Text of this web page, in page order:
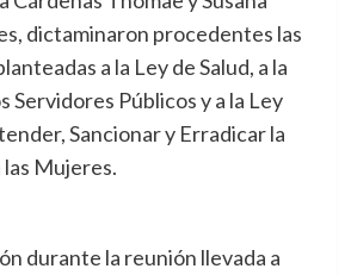
dictaminaron procedentes las
a la Ley de Salud, a la
Servidores Públicos y a la Ley
Sancionar y Erradicar la
Mujeres.
durante la reunión llevada a